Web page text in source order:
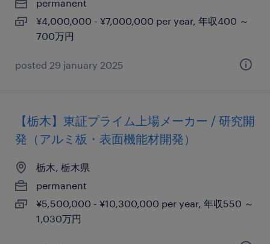
permanent
¥4,000,000 - ¥7,000,000 per year, 年収400 ～
700万円
posted 29 january 2025
【栃木】東証プライム上場メーカー / 研究開
発（アルミ板・表面機能材開発）
栃木, 栃木県
permanent
¥5,500,000 - ¥10,300,000 per year, 年収550 ～
1,030万円